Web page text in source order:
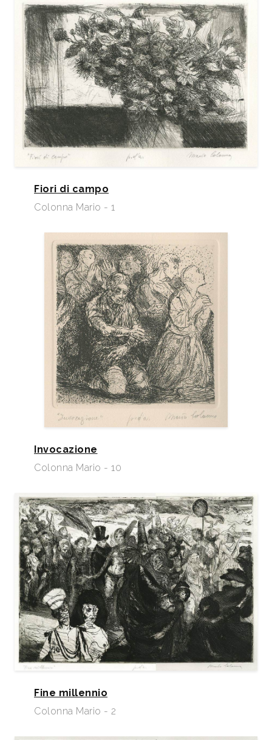
Fiori di campo
Colonna Mario - 1
Invocazione
Colonna Mario - 10
Fine millennio
Colonna Mario - 2